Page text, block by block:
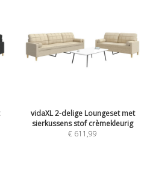
vidaXL 2-delige Loungeset met
sierkussens stof crèmekleurig
€ 611,99